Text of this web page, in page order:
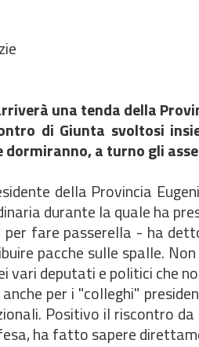
una tenda della
di Giunta svoltosi
dormiranno, a turno gli
della Provincia
durante la quale ha
per fare passerella - ha
pacche sulle spalle.
vari deputati e politici che
per i "colleghi"
Positivo il riscontro
ha fatto sapere